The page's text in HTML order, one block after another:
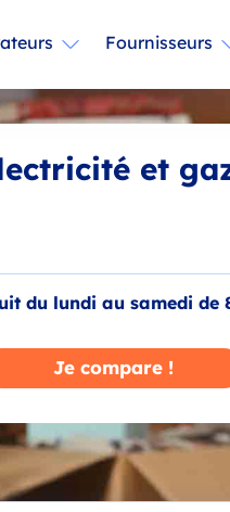
Fournisseurs
et
du lundi au samedi de
Je compare !